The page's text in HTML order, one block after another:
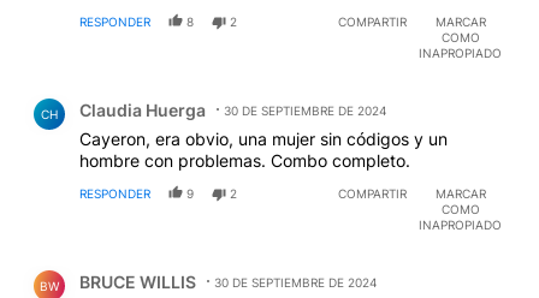
RESPONDER 8 2 COMPARTIR
MARCAR
COMO
INAPROPIADO
CH Claudia Huerga 30 DE SEPTIEMBRE DE 2024
Cayeron, era obvio, una mujer sin códigos y un
hombre con problemas. Combo completo.
RESPONDER 9 2 COMPARTIR
MARCAR
COMO
INAPROPIADO
BW BRUCE WILLIS 30 DE SEPTIEMBRE DE 2024